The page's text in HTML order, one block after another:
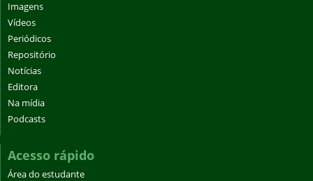
Imagens
Vídeos
Periódicos
Repositório
Notícias
Editora
Na mídia
Podcasts
Acesso rápido
Área do estudante